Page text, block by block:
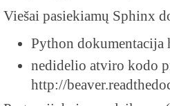
Viešai pasiekiamų Sphinx
Python
nedidelio atviro kodo
http://